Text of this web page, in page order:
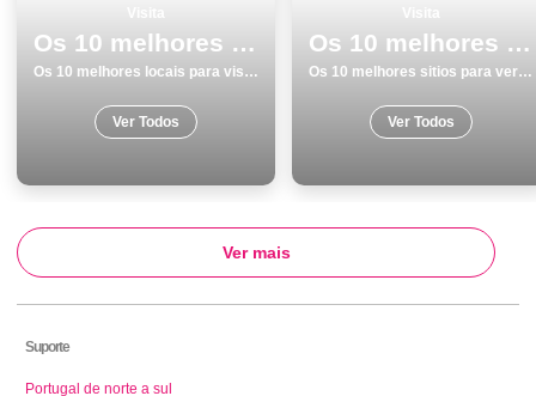
Os 10 melhores locais para visitar em Matosinhos
Os 10 melhores locais para visitar em Matosinhos
Ver Todos
Os 10 melhores sitios para ver e visitar em Praias
Os 10 melhores sitios para ver e visitar em Praias
Ver Todos
Ver mais
Suporte
Portugal de norte a sul